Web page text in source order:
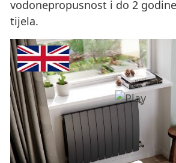
vodonepropusnost i do 2
tijela.